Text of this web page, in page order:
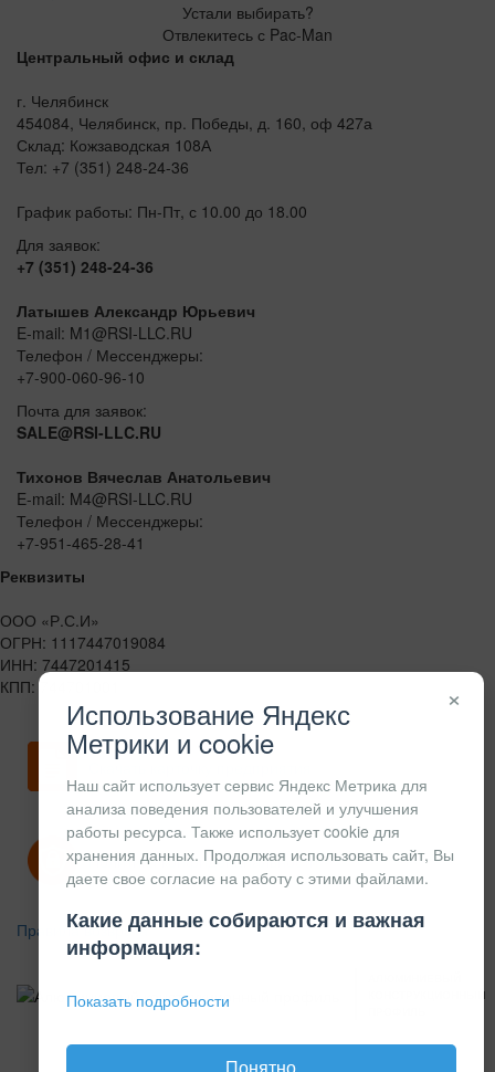
Устали выбирать?
Отвлекитесь с Pac-Man
Центральный офис и склад
г. Челябинск
454084, Челябинск, пр. Победы, д. 160, оф 427а
Склад: Кожзаводская 108А
Тел: +7 (351) 248-24-36
График работы: Пн-Пт, с 10.00 до 18.00
Для заявок:
+7 (351) 248-24-36
Латышев Александр Юрьевич
E-mail: M1@RSI-LLC.RU
Телефон / Мессенджеры:
+7-900-060-96-10
Почта для заявок:
SALE@RSI-LLC.RU
Тихонов Вячеслав Анатольевич
E-mail: M4@RSI-LLC.RU
Телефон / Мессенджеры:
+7-951-465-28-41
Реквизиты
ООО «Р.С.И»
ОГРН: 1117447019084
ИНН: 7447201415
КПП: 744701001
Скачать карточку предприятия
Политика конфиденциальности
Правила возврата
КОНСТРУКЦИОННЫЙ
×
Использование Яндекс
Метрики и cookie
Наш сайт использует сервис Яндекс Метрика для
анализа поведения пользователей и улучшения
работы ресурса. Также использует cookie для
хранения данных. Продолжая использовать сайт, Вы
даете свое согласие на работу с этими файлами.
Какие данные собираются и важная
информация:
Показать подробности